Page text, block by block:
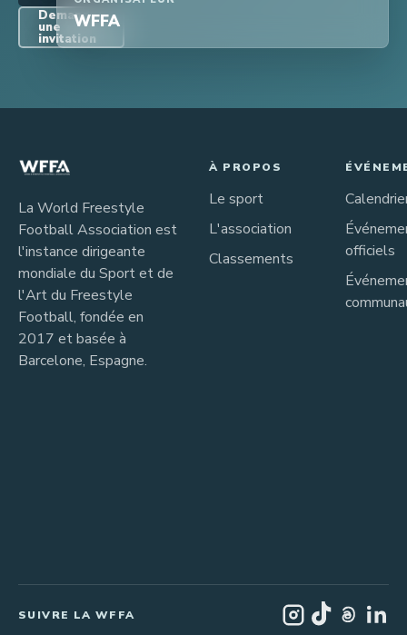
Demander
une
invitation
WFFA
La World Freestyle
Football Association est
l'instance dirigeante
mondiale du Sport et de
l'Art du Freestyle
Football, fondée en
2017 et basée à
Barcelone, Espagne.
À PROPOS
Le sport
L'association
Classements
officiels
SUIVRE LA WFFA